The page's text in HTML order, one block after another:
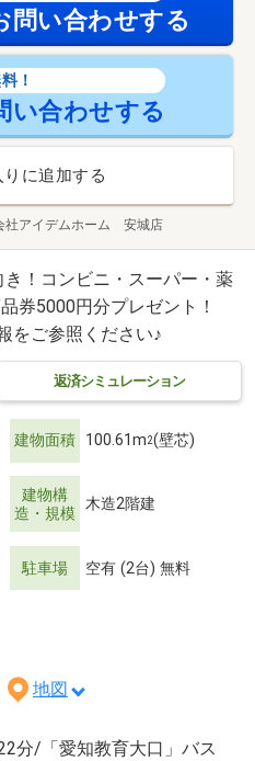
問い合わせする
！
い合わせする
に追加する
社アイデムホーム 安城店
き！コンビニ・スーパー・薬
券5000円分プレゼント！
をご参照ください♪
返済シミュレーション
建物面積 100.61m2(壁芯)
建物構
造・規模 木造2階建
駐車場 空有 (2台) 無料
地図
分/「愛知教育大口」バス